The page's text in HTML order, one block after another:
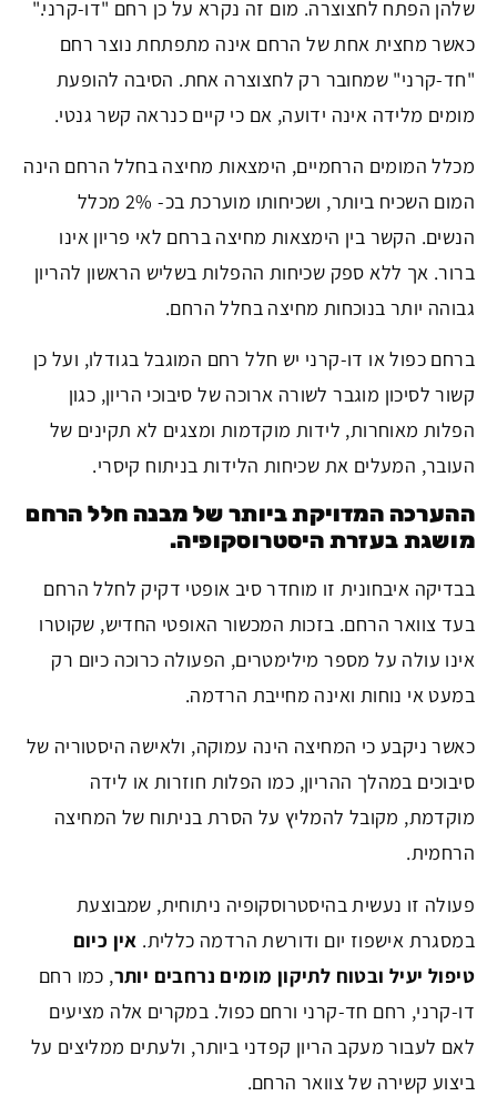
שלהן הפתח לחצוצרה. מום זה נקרא על כן רחם "דו-קרני."
כאשר מחצית אחת של הרחם אינה מתפתחת נוצר רחם
"חד-קרני" שמחובר רק לחצוצרה אחת. הסיבה להופעת
מומים מלידה אינה ידועה, אם כי קיים כנראה קשר גנטי.
מכלל המומים הרחמיים, הימצאות מחיצה בחלל הרחם הינה
המום השכיח ביותר, ושכיחותו מוערכת בכ- 2% מכלל
הנשים. הקשר בין הימצאות מחיצה ברחם לאי פריון אינו
ברור. אך ללא ספק שכיחות ההפלות בשליש הראשון להריון
גבוהה יותר בנוכחות מחיצה בחלל הרחם.
ברחם כפול או דו-קרני יש חלל רחם המוגבל בגודלו, ועל כן
קשור לסיכון מוגבר לשורה ארוכה של סיבוכי הריון, כגון
הפלות מאוחרות, לידות מוקדמות ומצגים לא תקינים של
העובר, המעלים את שכיחות הלידות בניתוח קיסרי.
ההערכה המדויקת ביותר של מבנה חלל הרחם
מושגת בעזרת היסטרוסקופיה.
בבדיקה איבחונית זו מוחדר סיב אופטי דקיק לחלל הרחם
בעד צוואר הרחם. בזכות המכשור האופטי החדיש, שקוטרו
אינו עולה על מספר מילימטרים, הפעולה כרוכה כיום רק
במעט אי נוחות ואינה מחייבת הרדמה.
כאשר ניקבע כי המחיצה הינה עמוקה, ולאישה היסטוריה של
סיבוכים במהלך ההריון, כמו הפלות חוזרות או לידה
מוקדמת, מקובל להמליץ על הסרת בניתוח של המחיצה
הרחמית.
פעולה זו נעשית בהיסטרוסקופיה ניתוחית, שמבוצעת
במסגרת אישפוז יום ודורשת הרדמה כללית. אין כיום
טיפול יעיל ובטוח לתיקון מומים נרחבים יותר, כמו רחם
דו-קרני, רחם חד-קרני ורחם כפול. במקרים אלה מציעים
לאם לעבור מעקב הריון קפדני ביותר, ולעתים ממליצים על
ביצוע קשירה של צוואר הרחם.